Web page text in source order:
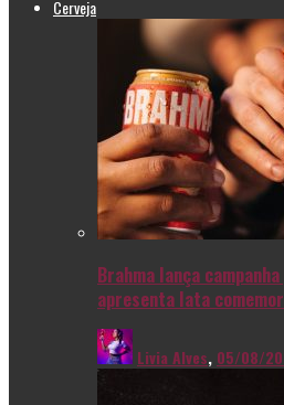
Cerveja
Brahma lança
apresenta lata
Livia Alves, 05/08/